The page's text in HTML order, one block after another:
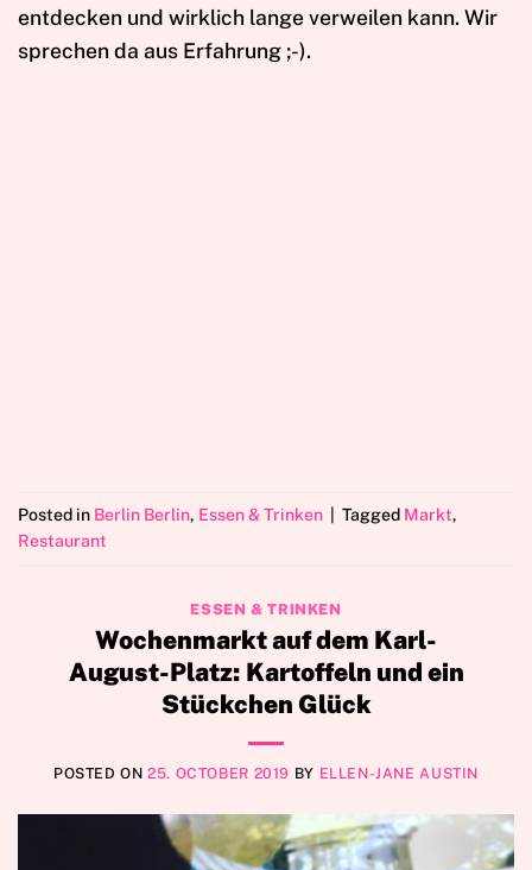
entdecken und wirklich lange verweilen kann. Wir
sprechen da aus Erfahrung ;-).
Posted in Berlin Berlin, Essen & Trinken Tagged Markt,
Restaurant
ESSEN & TRINKEN
Wochenmarkt auf dem Karl-
August-Platz: Kartoffeln und ein
Stückchen Glück
POSTED ON25. OCTOBER 2019 BY ELLEN-JANE AUSTIN